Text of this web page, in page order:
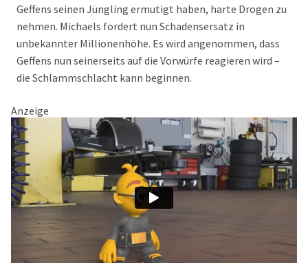
Geffens seinen Jüngling ermutigt haben, harte Drogen zu
nehmen. Michaels fordert nun Schadensersatz in
unbekannter Millionenhöhe. Es wird angenommen, dass
Geffens nun seinerseits auf die Vorwürfe reagieren wird –
die Schlammschlacht kann beginnen.
Anzeige